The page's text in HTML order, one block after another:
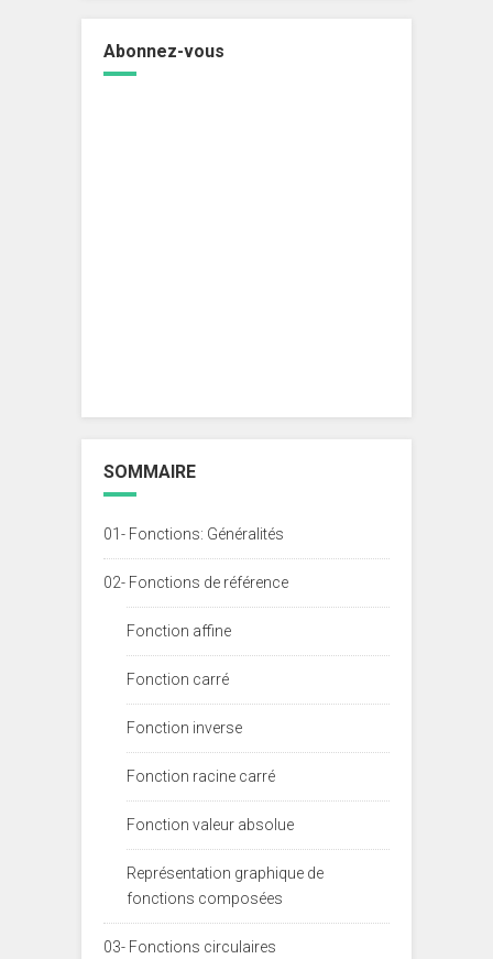
Abonnez-vous
SOMMAIRE
01- Fonctions: Généralités
02- Fonctions de référence
Fonction affine
Fonction carré
Fonction inverse
Fonction racine carré
Fonction valeur absolue
Représentation graphique de
fonctions composées
03- Fonctions circulaires